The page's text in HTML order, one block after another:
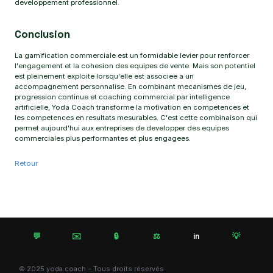
developpement professionnel.
Conclusion
La gamification commerciale est un formidable levier pour renforcer
l'engagement et la cohesion des equipes de vente. Mais son potentiel
est pleinement exploite lorsqu'elle est associee a un
accompagnement personnalise. En combinant mecanismes de jeu,
progression continue et coaching commercial par intelligence
artificielle, Yoda Coach transforme la motivation en competences et
les competences en resultats mesurables. C'est cette combinaison qui
permet aujourd'hui aux entreprises de developper des equipes
commerciales plus performantes et plus engagees.
Retour
💬 ✉️ 🔒 ⚖️ in 💡
© 2025 yoda.coach – Tous droits réservés